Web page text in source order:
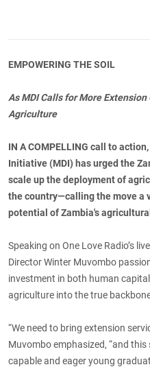
EMPOWERING THE SOIL
As MDI Calls for More
Agriculture
IN A COMPELLING call to
Initiative (MDI) has urged the
scale up the deployment of
the country—calling the move a
potential of Zambia's
Speaking on One Love Radio’s
Director Winter Muvombo
investment in both human
agriculture into the true
“We need to bring extension
Muvombo emphasized, “and
capable and eager young